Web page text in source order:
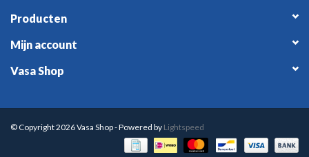
Producten
Mijn account
Vasa Shop
© Copyright 2026 Vasa Shop - Powered by Lightspeed